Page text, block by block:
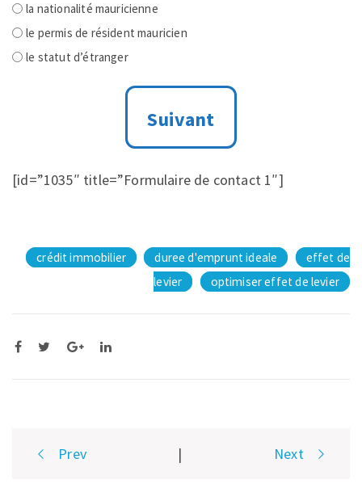
la nationalité mauricienne
le permis de résident mauricien
le statut d’étranger
[id=”1035″ title=”Formulaire de contact 1″]
crédit immobilier duree d'emprunt ideale
effet de
levier
optimiser effet de levier
PostPrev | Next